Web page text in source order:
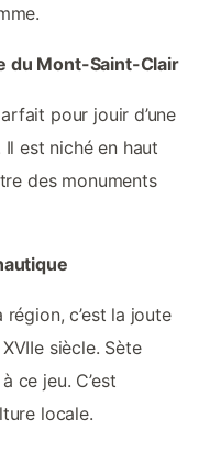
du Mont-Saint-Clair
pour jouir d’une
est niché en haut
des monuments
c’est la joute
siècle. Sète
ce jeu. C’est
locale.